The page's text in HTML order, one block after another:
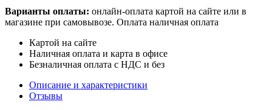
Варианты оплаты: онлайн-оплата картой на сайте или в
магазине при самовывозе. Оплата наличная оплата
Картой на сайте
Наличная оплата и карта в офисе
Безналичная оплата с НДС и без
Описание и характеристики
Отзывы